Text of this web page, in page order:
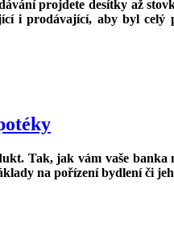
projdete desítky až
i prodávající, aby byl
Tak, jak vám vaše
na pořízení bydlení či